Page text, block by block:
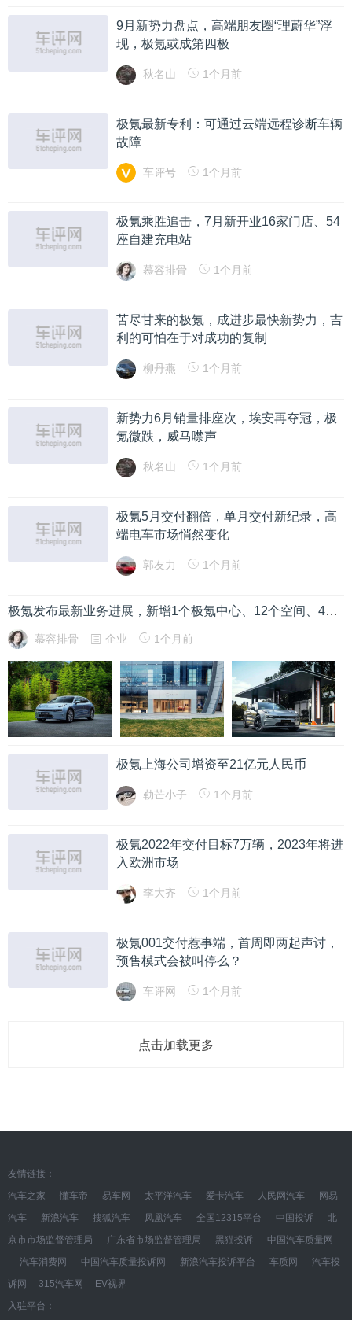
9月新势力盘点，高端朋友圈“理蔚华”浮
现，极氪或成第四极
秋名山 1个月前
极氪最新专利：可通过云端远程诊断车辆
故障
车评号 1个月前
极氪乘胜追击，7月新开业16家门店、54
座自建充电站
慕容排骨 1个月前
苦尽甘来的极氪，成进步最快新势力，吉
利的可怕在于对成功的复制
柳丹燕 1个月前
新势力6月销量排座次，埃安再夺冠，极
氪微跌，威马噤声
秋名山 1个月前
极氪5月交付翻倍，单月交付新纪录，高
端电车市场悄然变化
郭友力 1个月前
极氪发布最新业务进展，新增1个极氪中心、12个空间、4个交付中心
慕容排骨 企业 1个月前
极氪上海公司增资至21亿元人民币
勒芒小子 1个月前
极氪2022年交付目标7万辆，2023年将进
入欧洲市场
李大齐 1个月前
极氪001交付惹事端，首周即两起声讨，
预售模式会被叫停么？
车评网 1个月前
点击加载更多
友情链接：
汽车之家
懂车帝 易车网 太平洋汽车 爱卡汽车 人民网汽车
网易
汽车
新浪汽车 搜狐汽车 凤凰汽车 全国12315平台 中国投诉
北
京市市场监督管理局
广东省市场监督管理局 黑猫投诉
中国汽车质量网
汽车消费网
中国汽车质量投诉网 新浪汽车投诉平台 车质网
汽车投
诉网
315汽车网
EV视界
入驻平台：